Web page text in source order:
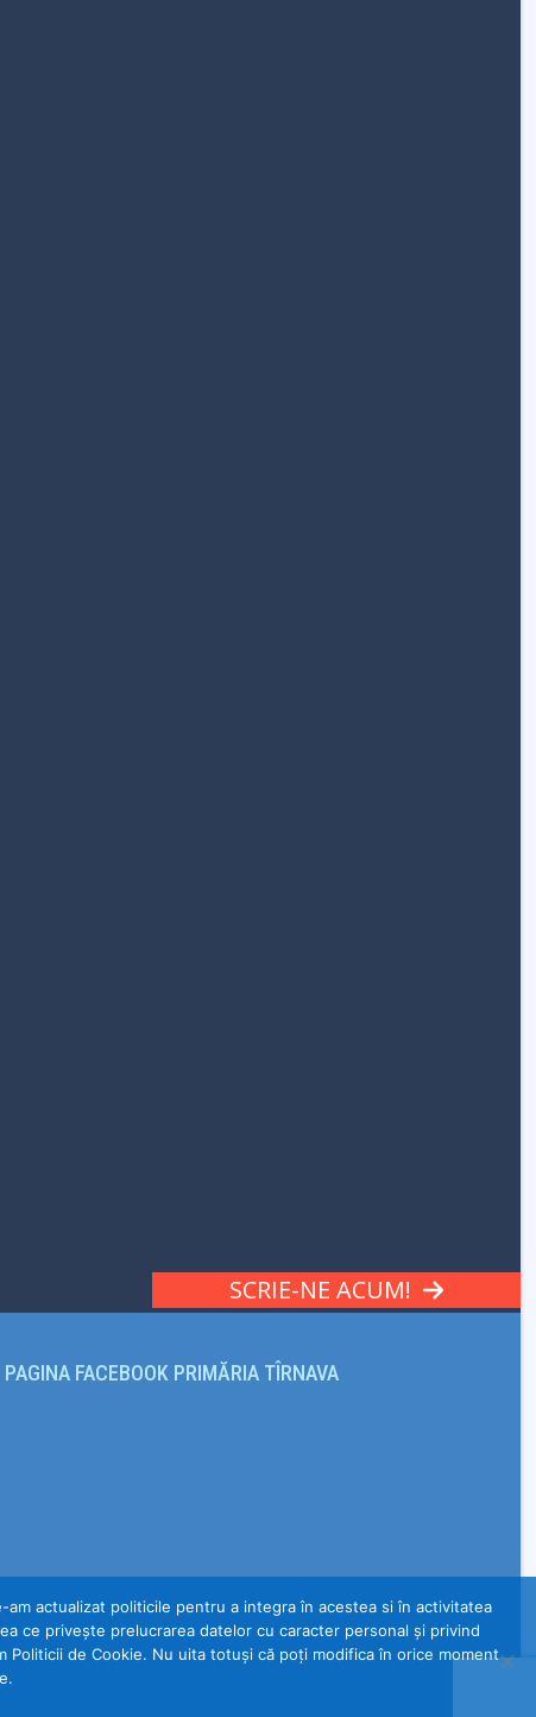
SCRIE-NE ACUM!
PAGINA FACEBOOK PRIMĂRIA TÎRNAVA
actualizat politicile pentru a integra în acestea si în activitatea
ce privește prelucrarea datelor cu caracter personal și privind
de Cookie. Nu uita totuși că poți modifica în orice moment